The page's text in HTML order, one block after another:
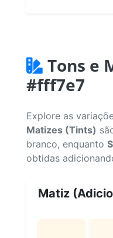
Tons e
#fff7e7
Explore as
Matizes (Tints)
branco, enquanto
obtidas
Matiz